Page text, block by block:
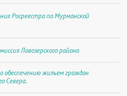
Росреестра по Мурманской
Ловозерского района
обеспечению жильем граждан
Севера.